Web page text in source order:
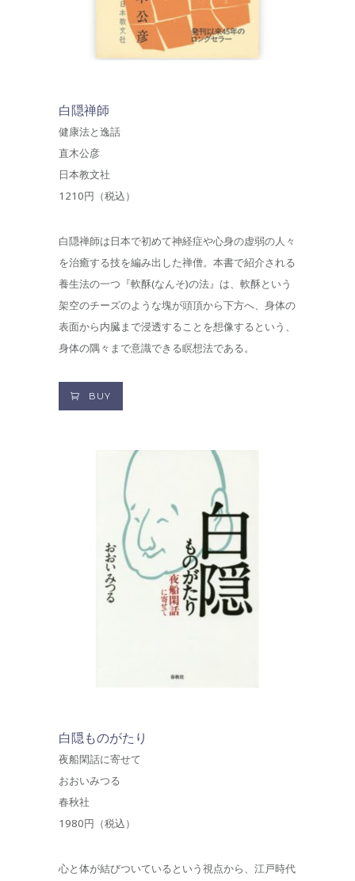
白隠禅師
健康法と逸話
直木公彦
日本教文社
1210円（税込）
白隠禅師は日本で初めて神経症や心身の虚弱の人々
を治癒する技を編み出した禅僧。本書で紹介される
養生法の一つ『軟酥(なんそ)の法』は、軟酥という
架空のチーズのような塊が頭頂から下方へ、身体の
表面から内臓まで浸透することを想像するという、
身体の隅々まで意識できる瞑想法である。
BUY
白隠ものがたり
夜船閑話に寄せて
おおいみつる
春秋社
1980円（税込）
心と体が結びついているという視点から、江戸時代